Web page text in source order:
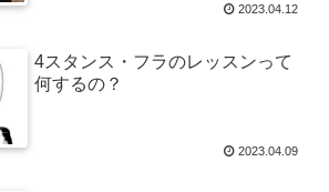
2023.04.12
4スタンス・フラのレッスンって
何するの？
2023.04.09